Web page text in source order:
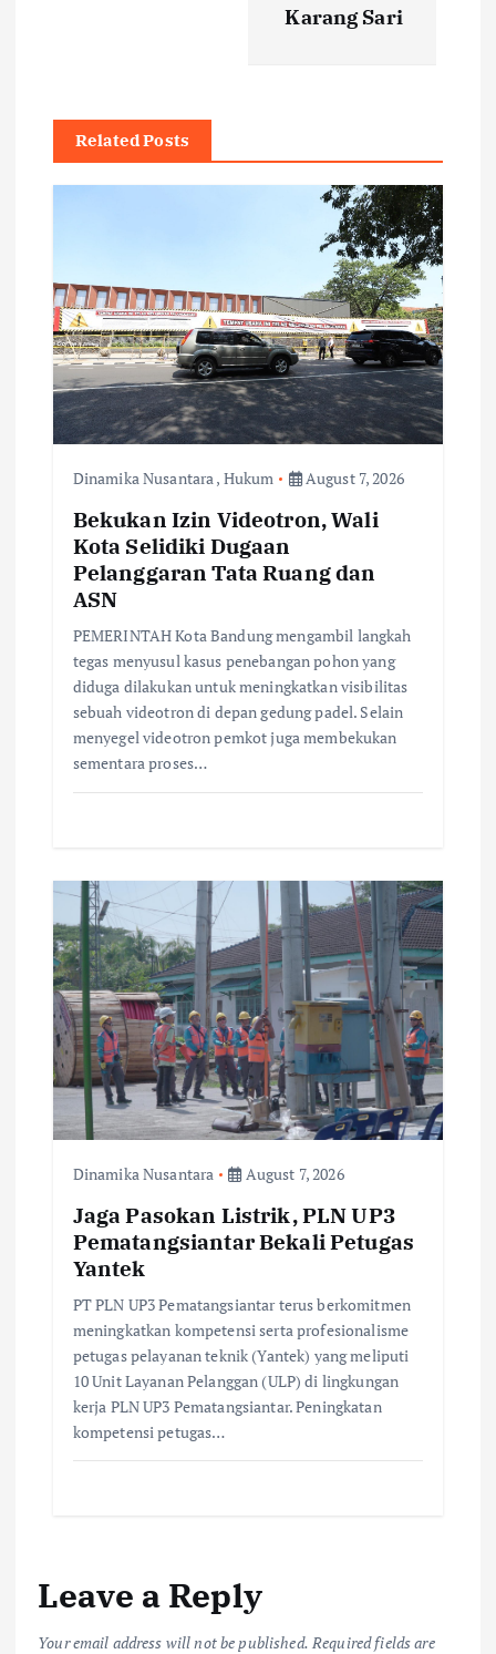
a
t
Karang Sari
Related Posts
Dinamika Nusantara, Hukum August 7, 2026
Bekukan Izin Videotron, Wali
Kota Selidiki Dugaan
Pelanggaran Tata Ruang dan
ASN
PEMERINTAH Kota Bandung mengambil langkah
tegas menyusul kasus penebangan pohon yang
diduga dilakukan untuk meningkatkan visibilitas
sebuah videotron di depan gedung padel. Selain
menyegel videotron pemkot juga membekukan
sementara proses…
Dinamika Nusantara August 7, 2026
Jaga Pasokan Listrik, PLN UP3
Pematangsiantar Bekali Petugas
Yantek
PT PLN UP3 Pematangsiantar terus berkomitmen
meningkatkan kompetensi serta profesionalisme
petugas pelayanan teknik (Yantek) yang meliputi
10 Unit Layanan Pelanggan (ULP) di lingkungan
kerja PLN UP3 Pematangsiantar. Peningkatan
kompetensi petugas…
Leave a Reply
Your email address will not be published. Required fields are